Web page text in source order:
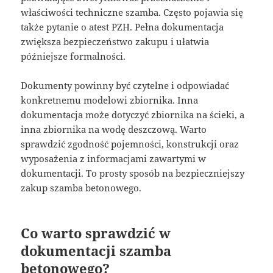
właściwości techniczne szamba. Często pojawia się
także pytanie o atest PZH. Pełna dokumentacja
zwiększa bezpieczeństwo zakupu i ułatwia
późniejsze formalności.
Dokumenty powinny być czytelne i odpowiadać
konkretnemu modelowi zbiornika. Inna
dokumentacja może dotyczyć zbiornika na ścieki, a
inna zbiornika na wodę deszczową. Warto
sprawdzić zgodność pojemności, konstrukcji oraz
wyposażenia z informacjami zawartymi w
dokumentacji. To prosty sposób na bezpieczniejszy
zakup szamba betonowego.
Co warto sprawdzić w
dokumentacji szamba
betonowego?